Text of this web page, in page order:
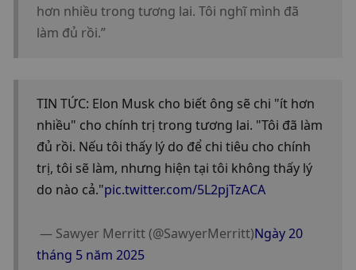
hơn nhiều trong tương lai. Tôi nghĩ mình đã
làm đủ rồi.”
TIN TỨC: Elon Musk cho biết ông sẽ chi "ít hơn
nhiều" cho chính trị trong tương lai. "Tôi đã làm
đủ rồi. Nếu tôi thấy lý do để chi tiêu cho chính
trị, tôi sẽ làm, nhưng hiện tại tôi không thấy lý
do nào cả."pic.twitter.com/5L2pjTzACA
— Sawyer Merritt (@SawyerMerritt)Ngày 20
tháng 5 năm 2025